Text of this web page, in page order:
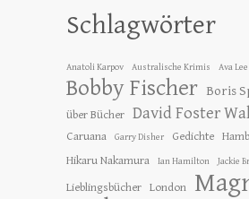
Schlagwörter
Anatoli Karpov Australische Krimis Ava Lee
Bobby Fischer Boris
über Bücher David Foster
Caruana
Garry Disher Gedichte
Hikaru Nakamura Ian Hamilton Jackie
Lieblingsbücher London